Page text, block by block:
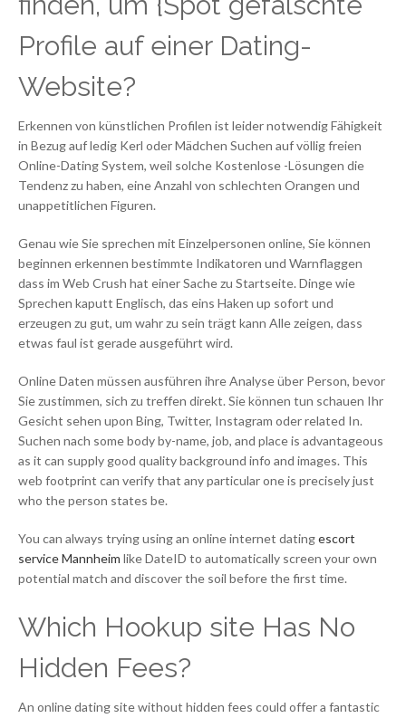
Profile auf einer Dating-
Website?
Erkennen von künstlichen Profilen ist leider notwendig Fähigkeit
in Bezug auf ledig Kerl oder Mädchen Suchen auf völlig freien
Online-Dating System, weil solche Kostenlose -Lösungen die
Tendenz zu haben, eine Anzahl von schlechten Orangen und
unappetitlichen Figuren.
Genau wie Sie sprechen mit Einzelpersonen online, Sie können
beginnen erkennen bestimmte Indikatoren und Warnflaggen
dass im Web Crush hat einer Sache zu Startseite. Dinge wie
Sprechen kaputt Englisch, das eins Haken up sofort und
erzeugen zu gut, um wahr zu sein trägt kann Alle zeigen, dass
etwas faul ist gerade ausgeführt wird.
Online Daten müssen ausführen ihre Analyse über Person, bevor
Sie zustimmen, sich zu treffen direkt. Sie können tun schauen Ihr
Gesicht sehen upon Bing, Twitter, Instagram oder related In.
Suchen nach some body by-name, job, and place is advantageous
as it can supply good quality background info and images. This
web footprint can verify that any particular one is precisely just
who the person states be.
You can always trying using an online internet datingescort
service Mannheim like DateID to automatically screen your own
potential match and discover the soil before the first time.
Which Hookup site Has No
Hidden Fees?
An online dating site without hidden fees could offer a fantastic